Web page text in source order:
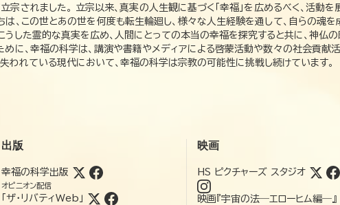
されました。 立宗以来、真実の人生観に基づく「幸福」を広めるべく、活動
は、この世とあの世を何度も転生輪廻し、様々な人生経験を通して、自らの魂
うした霊的な真実を広め、人間にとっての本当の幸福を探究すると共に、神仏
に、幸福の科学は、講演や書籍やメディアによる啓蒙活動や数々の社会貢献
われている現代において、幸福の科学は宗教の可能性に挑戦し続けています。
出版
幸福の科学出版
オピニオン配信
「ザ・リバティWeb」
映画
HS ピクチャーズ スタジオ
映画『宇宙の法―エローヒム編―』